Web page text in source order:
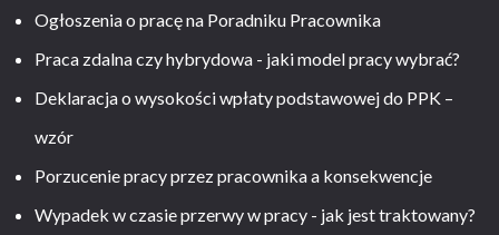
Ogłoszenia o pracę na Poradniku Pracownika
Praca zdalna czy hybrydowa - jaki model pracy wybrać?
Deklaracja o wysokości wpłaty podstawowej do PPK –
wzór
Porzucenie pracy przez pracownika a konsekwencje
Wypadek w czasie przerwy w pracy - jak jest traktowany?